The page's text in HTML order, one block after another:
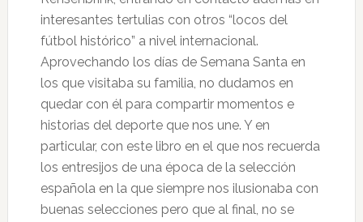
interesantes tertulias con otros “locos del
fútbol histórico” a nivel internacional.
Aprovechando los días de Semana Santa en
los que visitaba su familia, no dudamos en
quedar con él para compartir momentos e
historias del deporte que nos une. Y en
particular, con este libro en el que nos recuerda
los entresijos de una época de la selección
española en la que siempre nos ilusionaba con
buenas selecciones pero que al final, no se